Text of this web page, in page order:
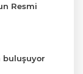
Resmi
buluşuyor